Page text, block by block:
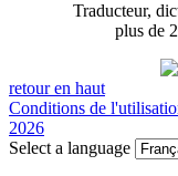
Traducteur,
plus de
retour en haut
Conditions de
2026
Select a language